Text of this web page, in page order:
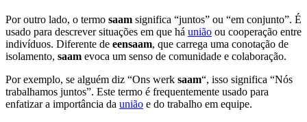
Por outro lado, o termo saam significa “juntos” ou “em conjunto”. É
usado para descrever situações em que há união ou cooperação entre
indivíduos. Diferente de eensaam, que carrega uma conotação de
isolamento, saam evoca um senso de comunidade e colaboração.
Por exemplo, se alguém diz “Ons werk saam“, isso significa “Nós
trabalhamos juntos”. Este termo é frequentemente usado para
enfatizar a importância da união e do trabalho em equipe.